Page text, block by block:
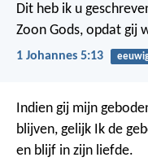
Dit heb ik u
Zoon Gods, opdat gij
1 Johannes 5:13
Indien gij mijn
blijven, gelijk Ik de
en blijf in zijn liefde.